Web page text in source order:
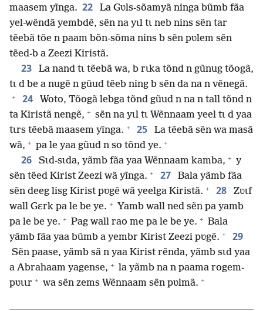
maasem yĩnga. 22
La Gʋls-sõamyã ninga bũmb fãa
yel-wẽndã yembdẽ, sẽn na yɩl tɩ neb nins sẽn tar
tẽebã tõe n paam bõn-sõma nins b sẽn pʋlem sẽn
tẽed-b a Zeezi Kiristã.
23
La nand tɩ tẽebã wa, b rɩka tõnd n gũnug tõogã,
tɩ d be a nugẽ n gũud tẽeb ning b sẽn da na n vẽnegã.
+ 24
Woto, Tõogã lebga tõnd gũud n na n tall tõnd n
ta Kiristã nengẽ, + sẽn na yɩl tɩ Wẽnnaam yeel tɩ d yaa
tɩrs tẽebã maasem yĩnga. + 25
La tẽebã sẽn wa masã
wã, + pa le yaa gũud n so tõnd ye. +
26 Sɩd-sɩda, yãmb fãa yaa Wẽnnaam kamba, + y
sẽn tẽed Kirist Zeezi wã yĩnga. + 27
Bala yãmb fãa
sẽn deeg lisg Kirist pʋgẽ wã yeelga Kiristã. + 28
Zʋɩf
wall Gɛrk pa le be ye. + Yamb wall ned sẽn pa yamb
pa le be ye. + Pag wall rao me pa le be ye. + Bala
yãmb fãa yaa bũmb a yembr Kirist Zeezi pʋgẽ. + 29
Sẽn paase, yãmb sã n yaa Kirist rẽnda, yãmb sɩd yaa
a Abrahaam yagense, + la yãmb na n paama rogem-
pʋɩɩr + wa sẽn zems Wẽnnaam sẽn pʋlmã. +